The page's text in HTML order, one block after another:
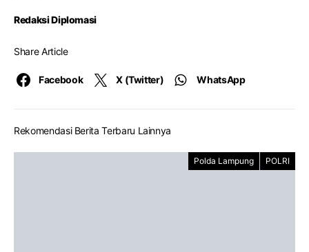
Redaksi Diplomasi
Share Article
Facebook X (Twitter) WhatsApp
Rekomendasi Berita Terbaru Lainnya
Polda Lampung POLRI